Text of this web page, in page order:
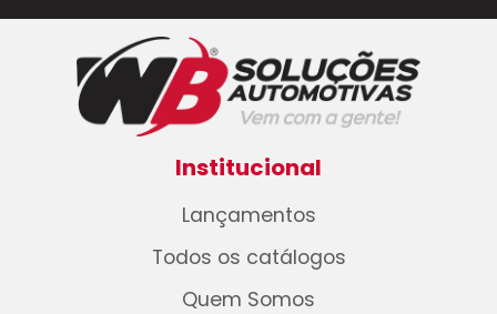
Institucional
Lançamentos
Todos os catálogos
Quem Somos